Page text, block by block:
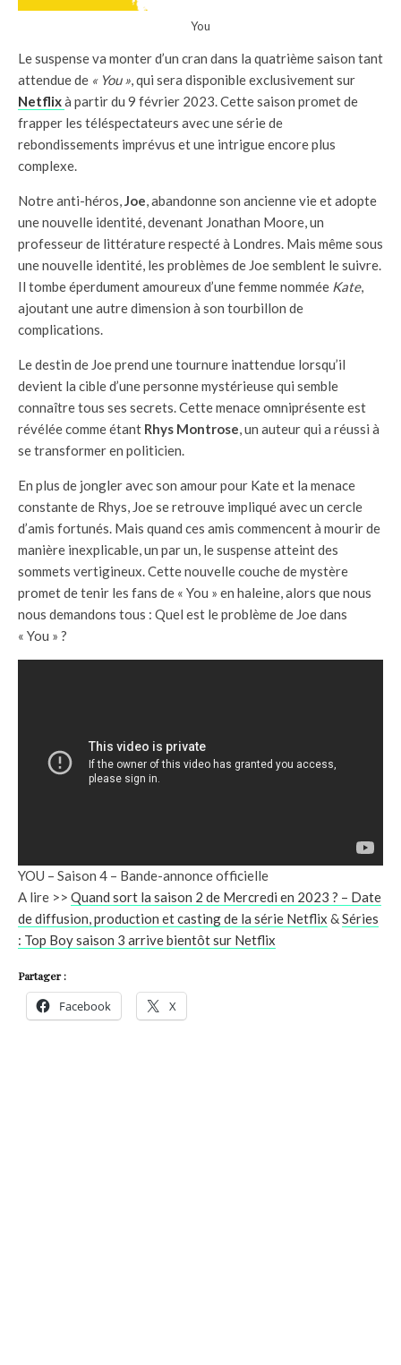
You
Le suspense va monter d’un cran dans la quatrième saison tant
attendue de « You », qui sera disponible exclusivement sur
Netflixà partir du 9 février 2023. Cette saison promet de
frapper les téléspectateurs avec une série de
rebondissements imprévus et une intrigue encore plus
complexe.
Notre anti-héros,Joe, abandonne son ancienne vie et adopte
une nouvelle identité, devenant Jonathan Moore, un
professeur de littérature respecté à Londres. Mais même sous
une nouvelle identité, les problèmes de Joe semblent le suivre.
Il tombe éperdument amoureux d’une femme nommée Kate,
ajoutant une autre dimension à son tourbillon de
complications.
Le destin de Joe prend une tournure inattendue lorsqu’il
devient la cible d’une personne mystérieuse qui semble
connaître tous ses secrets. Cette menace omniprésente est
révélée comme étant Rhys Montrose, un auteur qui a réussi à
se transformer en politicien.
En plus de jongler avec son amour pour Kate et la menace
constante de Rhys, Joe se retrouve impliqué avec un cercle
d’amis fortunés. Mais quand ces amis commencent à mourir de
manière inexplicable, un par un, le suspense atteint des
sommets vertigineux. Cette nouvelle couche de mystère
promet de tenir les fans de « You » en haleine, alors que nous
nous demandons tous : Quel est le problème de Joe dans
« You » ?
YOU – Saison 4 – Bande-annonce officielle
A lire >> Quand sort la saison 2 de Mercredi en 2023 ? – Date
de diffusion, production et casting de la série Netflix &Séries
: Top Boy saison 3 arrive bientôt sur Netflix
Partager :
Facebook X